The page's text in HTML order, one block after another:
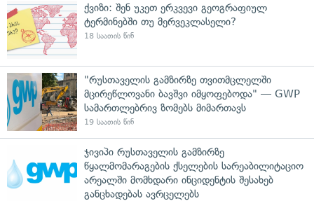
ქვიზი: შენ უკეთ ერკვევი გეოგრაფიულ
ტერმინებში თუ მერვეკლასელი?
18 საათის წინ
"რუსთაველის გამზირზე თვითმცლელში
მცირეწლოვანი ბავშვი იმყოფებოდა" — GWP
სამართლებრივ ზომებს მიმართავს
19 საათის წინ
ჯივიპი რუსთაველის გამზირზე
წყალმომარაგების ქსელების სარეაბილიტაციო
არეალში მომხდარი ინციდენტის შესახებ
განცხადებას ავრცელებს